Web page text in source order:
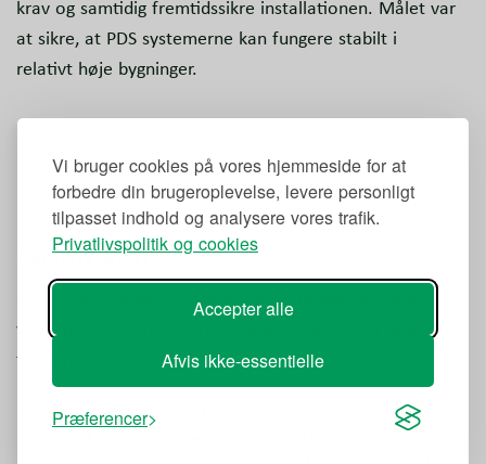
Vi bruger cookies på vores hjemmeside for at
forbedre din brugeroplevelse, levere personligt
tilpasset indhold og analysere vores trafik.
Privatlivspolitik og cookies
Accepter alle
Afvis ikke-essentielle
Præferencer
krav og samtidig fremtidssikre installationen. Målet var
at sikre, at PDS systemerne kan fungere stabilt i
relativt høje bygninger.
Løsningen
For at opfylde de strenge kriterier og øge systemets
ydeevne udviklede NOVENCOs ingeniørteam i Holland
flere innovationer:
Ultrahurtige jalousiaktuatorer med en responstid på
0,7 sekunder. Denne markeds unikke funktion sikrer